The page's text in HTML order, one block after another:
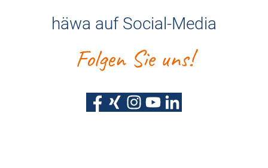
häwa auf Social-Media
Folgen Sie uns!